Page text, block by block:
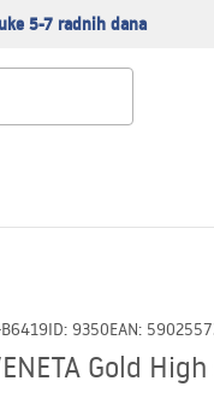
5-7 radnih dana
B6419ID: 9350EAN:
Gold